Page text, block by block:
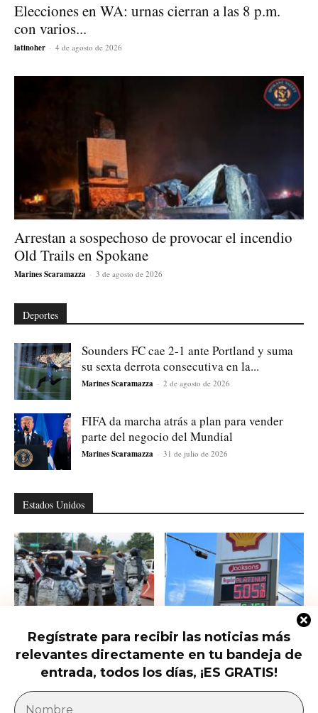
Regístrate para recibir las noticias más
relevantes directamente en tu bandeja de
entrada, todos los días, ¡ES GRATIS!
Elecciones en WA: urnas cierran a las 8 p.m.
con varios...
latinoher - 4 de agosto de 2026
Arrestan a sospechoso de provocar el incendio
Old Trails en Spokane
Marines Scaramazza - 3 de agosto de 2026
Deportes
Sounders FC cae 2-1 ante Portland y suma
su sexta derrota consecutiva en la...
Marines Scaramazza - 2 de agosto de 2026
FIFA da marcha atrás a plan para vender
parte del negocio del Mundial
Marines Scaramazza - 31 de julio de 2026
Estados Unidos
Ofrecen 25 millones por el nuevo
líder del CJNG y hay...
Las petroleras siguen haciendo su
agosto: El conflicto con Irán
dispara...